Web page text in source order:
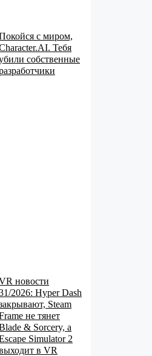
с миром,
Тебя
собственные
новости
2026: Hyper Dash
Steam
не тянет
& Sorcery, а
Simulator 2
в VR